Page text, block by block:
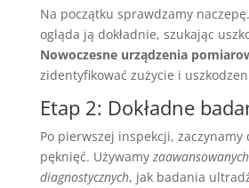
Na początku sprawdzamy
ogląda ją dokładnie, szukając
Nowoczesne urządzenia
zidentyfikować zużycie i
Etap 2: Dokładne
Po pierwszej inspekcji, zaczynamy
pęknięć. Używamy
diagnostycznych, jak badania